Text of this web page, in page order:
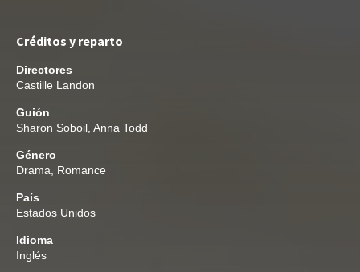
Créditos y reparto
Directores
Castille Landon
Guión
Sharon Soboil Anna Todd
Género
Drama
Romance
País
Estados Unidos
Idioma
Inglés